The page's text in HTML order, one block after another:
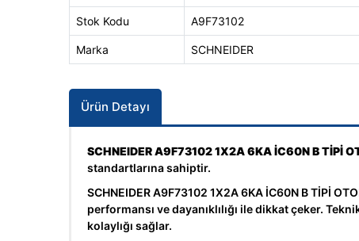
Stok Kodu A9F73102
Marka SCHNEIDER
Ürün Detayı
SCHNEIDER A9F73102 1X2A 6KA İC60N B TİPİ
standartlarına sahiptir.
SCHNEIDER A9F73102 1X2A 6KA İC60N B TİPİ
performansı ve dayanıklılığı ile dikkat çeker.
kolaylığı sağlar.